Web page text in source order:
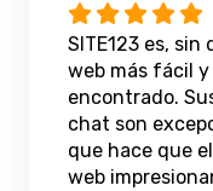
SITE123 es,
web más fácil
encontrado.
chat son
que hace que
web